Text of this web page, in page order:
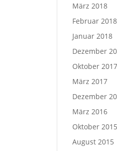
März 2018
Februar 2018
Januar 2018
Dezember
Oktober 2017
März 2017
Dezember
März 2016
Oktober 2015
August 2015